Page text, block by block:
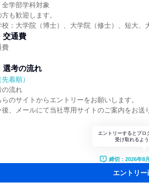
学部学科対象
も歓迎します。
：大学院（博士）、大学院（修士）、短大、
交通費
費
選考の流れ
着順）
の流れ
らのサイトからエントリーをお願いします。
後、メールにて当社専用サイトのご案内をお送
エントリーするとプロ
受け取れるよ
締切：2026年8
エントリー